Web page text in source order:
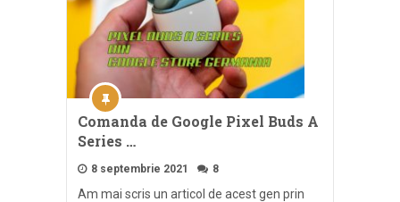
Comanda de Google Pixel Buds A
Series …
8 septembrie 2021 8
Am mai scris un articol de acest gen prin